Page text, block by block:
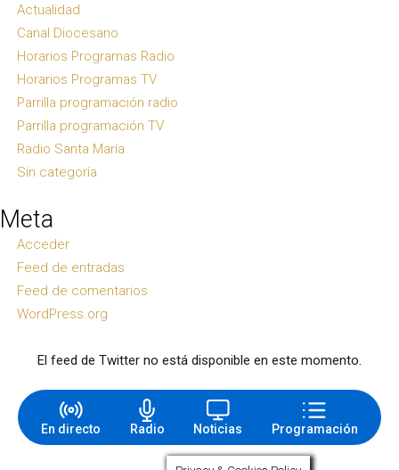
Actualidad
Canal Diocesano
Horarios Programas Radio
Horarios Programas TV
Parrilla programación radio
Parrilla programación TV
Radio Santa María
Sin categoría
Meta
Acceder
Feed de entradas
Feed de comentarios
WordPress.org
El feed de Twitter no está disponible en este momento.
En directo Radio Noticias Programación